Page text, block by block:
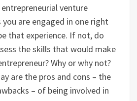
venture
you are engaged in one right
that experience. If not, do
the skills that would make
Why or why not?
are the pros and cons – the
– of being involved in